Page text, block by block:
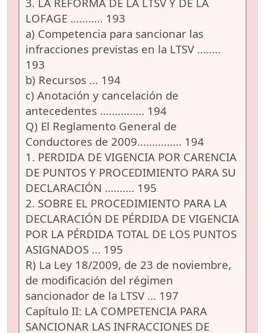
LOFAGE ........... 193
a) Competencia para sancionar las
infracciones previstas en la LTSV ........
193
b) Recursos ... 194
c) Anotación y cancelación de
antecedentes ............... 194
Q) El Reglamento General de
Conductores de 2009............... 194
1. PERDIDA DE VIGENCIA POR CARENCIA
DE PUNTOS Y PROCEDIMIENTO PARA SU
DECLARACIÓN .......... 195
2. SOBRE EL PROCEDIMIENTO PARA LA
DECLARACIÓN DE PÉRDIDA DE VIGENCIA
POR LA PÉRDIDA TOTAL DE LOS PUNTOS
ASIGNADOS ... 195
R) La Ley 18/2009, de 23 de noviembre,
de modificación del régimen
sancionador de la LTSV ... 197
Capítulo II: LA COMPETENCIA PARA
SANCIONAR LAS INFRACCIONES DE